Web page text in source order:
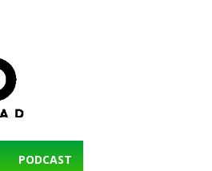
PODCAST